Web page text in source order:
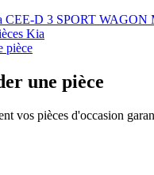
CEE-D 3 SPORT WAGON
Kia
pièce
une pièce
vos pièces d'occasion